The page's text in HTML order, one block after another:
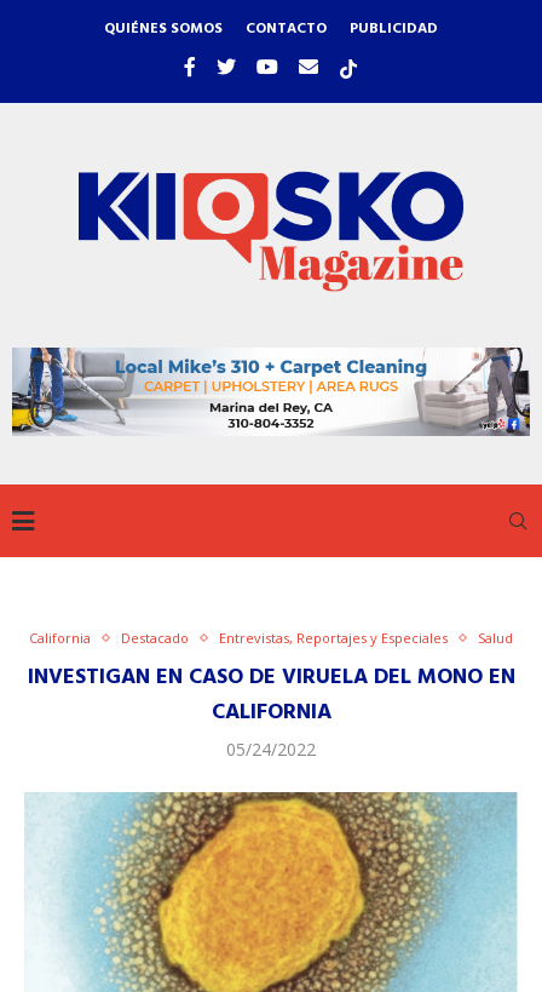
QUIÉNES SOMOS CONTACTO PUBLICIDAD
California Destacado Entrevistas, Reportajes y Especiales Salud
INVESTIGAN EN CASO DE VIRUELA DEL MONO EN
CALIFORNIA
05/24/2022